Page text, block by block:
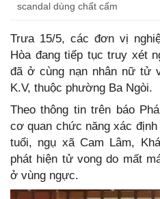
scandal dùng chất cấm
Trưa 15/5, các đơn vị
Hòa đang tiếp tục truy xét
đã ở cùng nạn nhân nữ tử
K.V, thuộc phường Ba Ngòi.
Theo thông tin trên báo
cơ quan chức năng xác
tuổi, ngụ xã Cam Lâm,
phát hiện tử vong do mất
ở vùng ngực.